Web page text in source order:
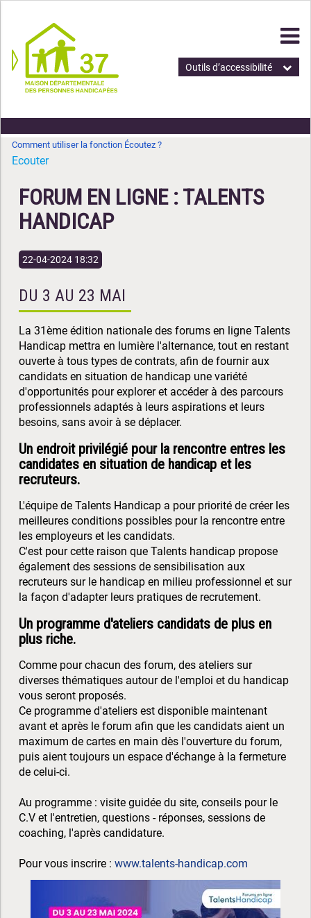
Outils d’accessibilité
Comment utiliser la fonction Écoutez ?
Ecouter
FORUM EN LIGNE : TALENTS
HANDICAP
22-04-2024 18:32
DU 3 AU 23 MAI
La 31ème édition nationale des forums en ligne Talents
Handicap mettra en lumière l'alternance, tout en restant
ouverte à tous types de contrats, afin de fournir aux
candidats en situation de handicap une variété
d'opportunités pour explorer et accéder à des parcours
professionnels adaptés à leurs aspirations et leurs
besoins, sans avoir à se déplacer.
Un endroit privilégié pour la rencontre entres les
candidates en situation de handicap et les
recruteurs.
L'équipe de Talents Handicap a pour priorité de créer les
meilleures conditions possibles pour la rencontre entre
les employeurs et les candidats.
C'est pour cette raison que Talents handicap propose
également des sessions de sensibilisation aux
recruteurs sur le handicap en milieu professionnel et sur
la façon d'adapter leurs pratiques de recrutement.
Un programme d'ateliers candidats de plus en
plus riche.
Comme pour chacun des forum, des ateliers sur
diverses thématiques autour de l'emploi et du handicap
vous seront proposés.
Ce programme d'ateliers est disponible maintenant
avant et après le forum afin que les candidats aient un
maximum de cartes en main dès l'ouverture du forum,
puis aient toujours un espace d'échange à la fermeture
de celui-ci.
Au programme : visite guidée du site, conseils pour le
C.V et l'entretien, questions - réponses, sessions de
coaching, l'après candidature.
Pour vous inscrire : www.talents-handicap.com